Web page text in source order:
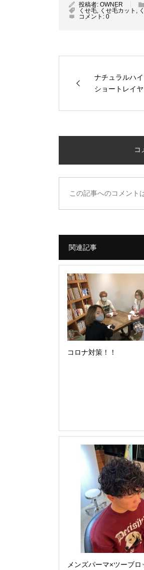
投稿者: OWNER
くせ毛
くせ毛カット
コメント: 0
ナチュラルハ
ショートレイ
コ
この記事へのコメント
関連記事
コロナ対策！！
メンズパーマ×ツーブロ